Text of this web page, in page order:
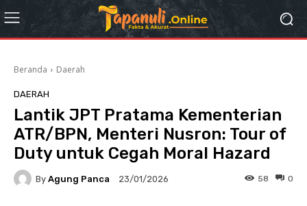
Beranda Daerah
DAERAH
Lantik JPT Pratama Kementerian
ATR/BPN, Menteri Nusron: Tour of
Duty untuk Cegah Moral Hazard
By Agung Panca 23/01/2026 0
58